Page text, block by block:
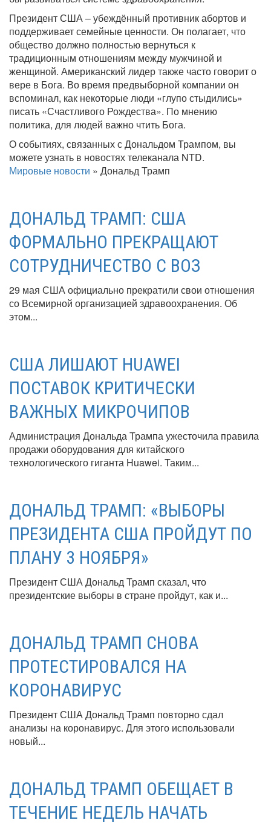
Президент США – убеждённый противник абортов и
поддерживает семейные ценности. Он полагает, что
общество должно полностью вернуться к
традиционным отношениям между мужчиной и
женщиной. Американский лидер также часто говорит о
вере в Бога. Во время предвыборной компании он
вспоминал, как некоторые люди «глупо стыдились»
писать «Счастливого Рождества». По мнению
политика, для людей важно чтить Бога.
О событиях, связанных с Дональдом Трампом, вы
можете узнать в новостях телеканала NTD.
Мировые новости » Дональд Трамп
ДОНАЛЬД ТРАМП: США
ФОРМАЛЬНО ПРЕКРАЩАЮТ
СОТРУДНИЧЕСТВО С ВОЗ
29 мая США официально прекратили свои отношения
со Всемирной организацией здравоохранения. Об
этом...
США ЛИШАЮТ HUAWEI
ПОСТАВОК КРИТИЧЕСКИ
ВАЖНЫХ МИКРОЧИПОВ
Администрация Дональда Трампа ужесточила правила
продажи оборудования для китайского
технологического гиганта Huawei. Таким...
ДОНАЛЬД ТРАМП: «ВЫБОРЫ
ПРЕЗИДЕНТА США ПРОЙДУТ ПО
ПЛАНУ 3 НОЯБРЯ»
Президент США Дональд Трамп сказал, что
президентские выборы в стране пройдут, как и...
ДОНАЛЬД ТРАМП СНОВА
ПРОТЕСТИРОВАЛСЯ НА
КОРОНАВИРУС
Президент США Дональд Трамп повторно сдал
анализы на коронавирус. Для этого использовали
новый...
ДОНАЛЬД ТРАМП ОБЕЩАЕТ В
ТЕЧЕНИЕ НЕДЕЛЬ НАЧАТЬ